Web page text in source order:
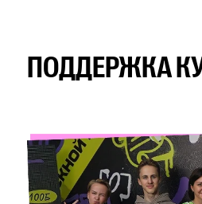
ПОДДЕРЖКА